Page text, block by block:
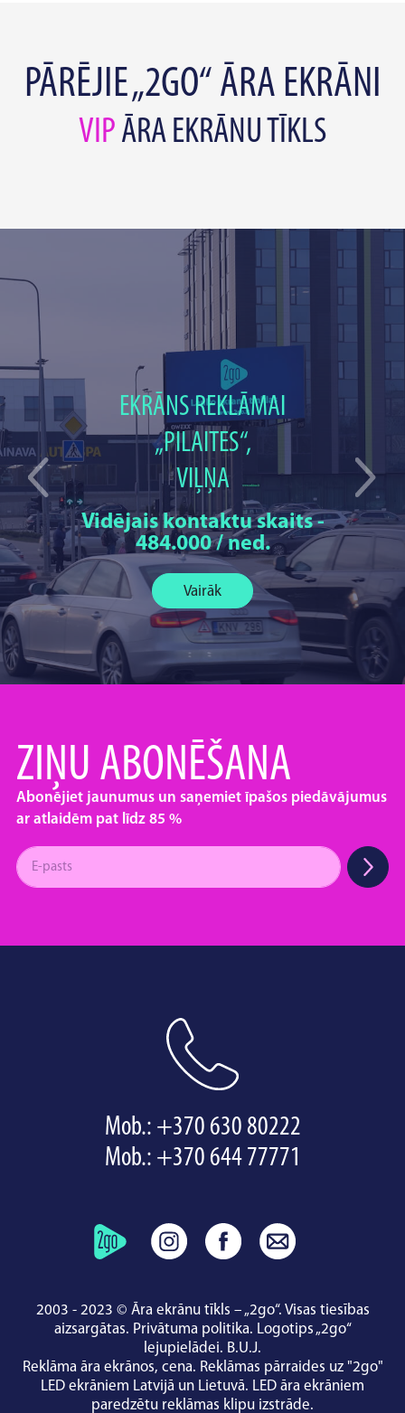
PĀRĒJIE „2GO“ ĀRA EKRĀNI
VIP ĀRA EKRĀNU TĪKLS
EKRĀNS REKLĀMAI
„PILAITES“,
VIĻŅA
Vidējais kontaktu skaits -
484.000 / ned.
Vairāk
ZIŅU ABONĒŠANA
Abonējiet jaunumus un saņemiet īpašos piedāvājumus
ar atlaidēm pat līdz 85 %
Mob.: +370 630 80222
Mob.: +370 644 77771
2003 - 2023 © Āra ekrānu tīkls – „2go“. Visas tiesības
aizsargātas. Privātuma politika. Logotips „2go“
lejupielādei. B.U.J.
Reklāma āra ekrānos, cena. Reklāmas pārraides uz "2go"
LED ekrāniem Latvijā un Lietuvā. LED āra ekrāniem
paredzētu reklāmas klipu izstrāde.